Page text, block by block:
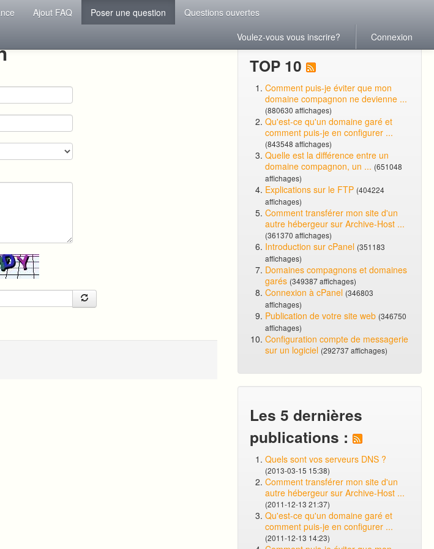
Ajout FAQ Poser une question
Questions ouvertes
Voulez-vous vous inscrire?
Connexion
TOP 10
Comment puis-je éviter que mon
domaine compagnon ne devienne ...
(880630 affichages)
Qu'est-ce qu'un domaine garé et
comment puis-je en configurer ...
(843548 affichages)
Quelle est la différence entre un
domaine compagnon, un ... (651048
affichages)
Explications sur le FTP (404224
affichages)
Comment transférer mon site d'un
autre hébergeur sur Archive-Host ...
(361370 affichages)
Introduction sur cPanel (351183
affichages)
Domaines compagnons et domaines
garés (349387 affichages)
Connexion à cPanel (346803
affichages)
Publication de votre site web (346750
affichages)
Configuration compte de messagerie
sur un logiciel (292737 affichages)
Les 5 dernières
publications :
Quels sont vos serveurs DNS ?
(2013-03-15 15:38)
Comment transférer mon site d'un
autre hébergeur sur Archive-Host ...
(2011-12-13 21:37)
Qu'est-ce qu'un domaine garé et
comment puis-je en configurer ...
(2011-12-13 14:23)